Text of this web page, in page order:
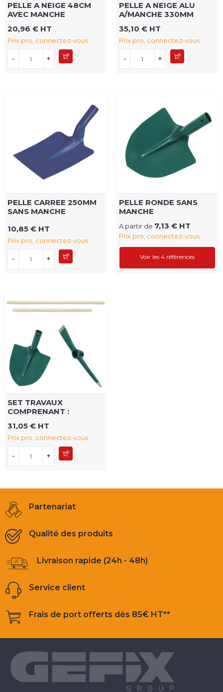
PELLE A NEIGE 48CM
AVEC MANCHE
20,96 € HT
Prix pro, connectez-vous
- +
PELLE A NEIGE ALU
A/MANCHE 330MM
35,10 € HT
Prix pro, connectez-vous
- +
PELLE CARREE 250MM
SANS MANCHE
10,85 € HT
Prix pro, connectez-vous
- +
PELLE RONDE SANS
MANCHE
A partir de 7,13 € HT
Prix pro, connectez-vous
Voir les 4 références
SET TRAVAUX
COMPRENANT :
31,05 € HT
Prix pro, connectez-vous
- +
Partenariat
Qualité des produits
Livraison rapide (24h - 48h)
Service client
Frais de port offerts dès 85€ HT**